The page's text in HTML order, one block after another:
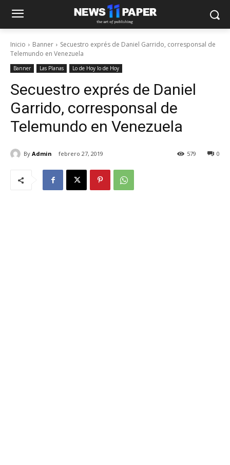
Inicio Banner
Secuestro exprés de Daniel Garrido, corresponsal de
Telemundo en Venezuela
Banner Las Planas Lo de Hoy lo de Hoy
Secuestro exprés de Daniel
Garrido, corresponsal de
Telemundo en Venezuela
By Admin febrero 27, 2019 0
579